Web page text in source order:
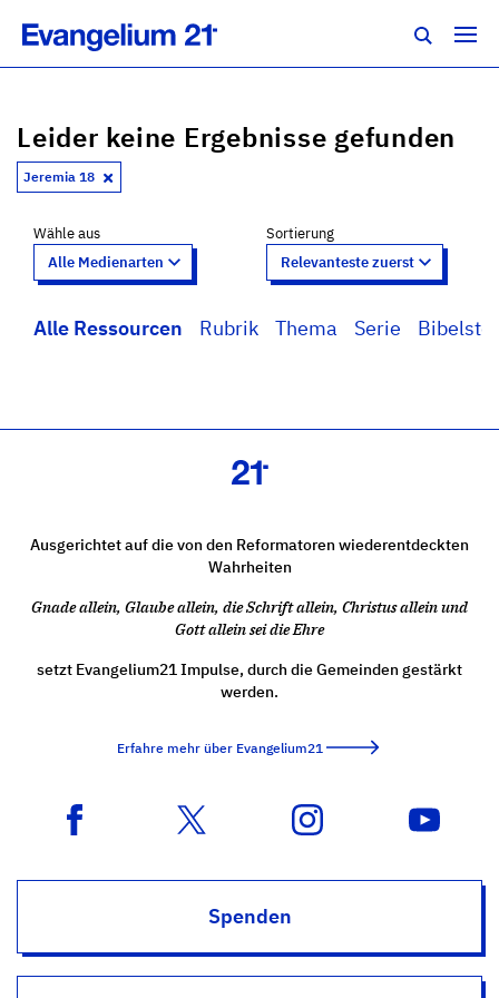
Leider keine Ergebnisse gefunden
Jeremia 18
Wähle aus
Alle Ressourcen Rubrik Thema Serie
Sortierung
Ausgerichtet auf die von den Reformatoren wiederentdeckten
Wahrheiten
Gnade allein, Glaube allein, die Schrift allein, Christus allein und
Gott allein sei die Ehre
setzt Evangelium21 Impulse, durch die Gemeinden gestärkt
werden.
Erfahre mehr über Evangelium21
Spenden